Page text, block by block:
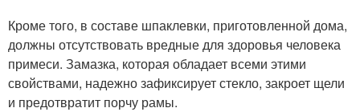
Кроме того, в составе шпаклевки, приготовленной дома,
должны отсутствовать вредные для здоровья человека
примеси. Замазка, которая обладает всеми этими
свойствами, надежно зафиксирует стекло, закроет щели
и предотвратит порчу рамы.